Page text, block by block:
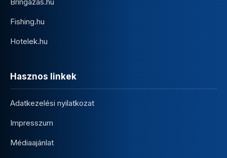
Fishing.hu
Hotelek.hu
Hasznos linkek
Adatkezelési nyilatkozat
Impresszum
Médiaajánlat